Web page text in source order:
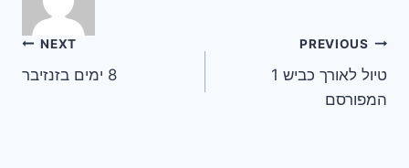
ניווט
PREVIOUS
טיול לאורך כביש 1
המפורסם
NEXT
8 ימים בזנזיבר